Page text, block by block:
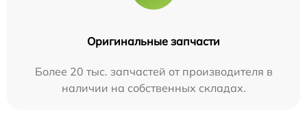
Оригинальные запчасти
Более 20 тыс. запчастей от производителя в
наличии на собственных складах.